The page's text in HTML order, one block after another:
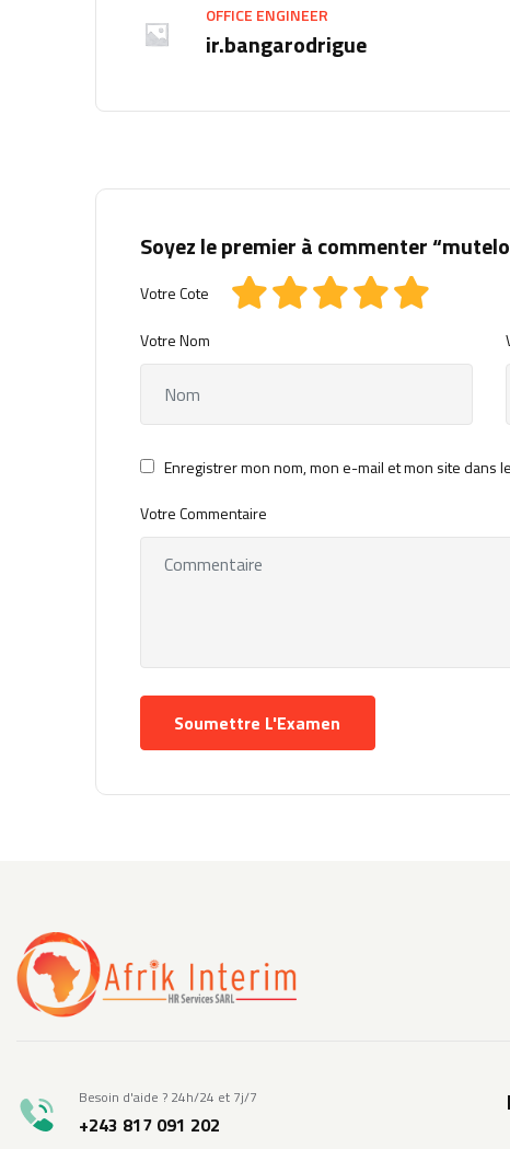
OFFICE ENGINEER
ir.bangarodrigue
Soyez le premier à commenter
Votre Cote
Votre Nom
Enregistrer mon nom, mon e-mail et mon site dans
Votre Commentaire
Besoin d'aide ? 24h/24 et 7j/7
+243 817 091 202